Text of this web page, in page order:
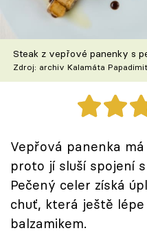
Škola vaření
Recepty z TV
Speciál: Cuketa
Těhotnej kuchař
Sledujte prima+
Přihlášení
Steak z vepřové panenky s
Zdroj: archiv Kalamáta
Vepřová panenka
proto jí sluší spojení
Pečený celer získá
chuť, která ještě
balzamikem.